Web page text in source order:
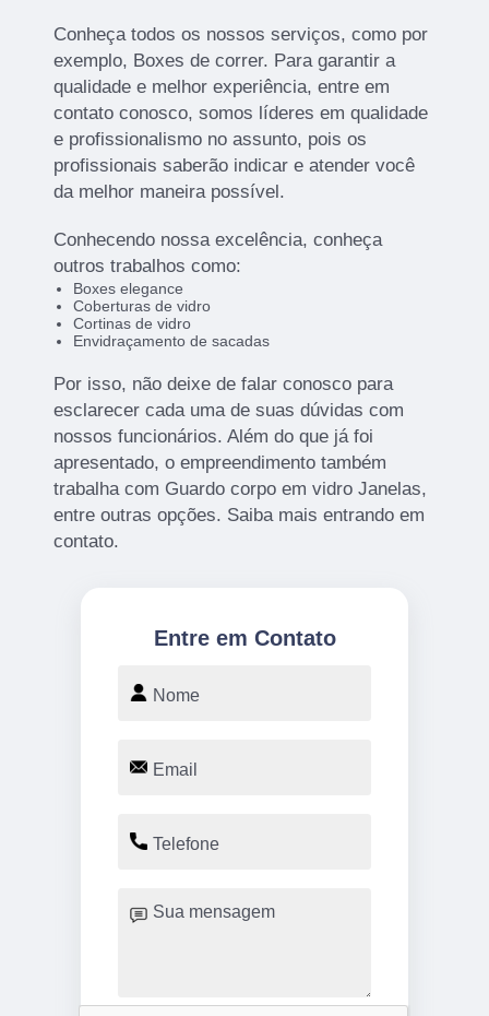
Conheça todos os nossos serviços, como por
exemplo, Boxes de correr. Para garantir a
qualidade e melhor experiência, entre em
contato conosco, somos líderes em qualidade
e profissionalismo no assunto, pois os
profissionais saberão indicar e atender você
da melhor maneira possível.
Conhecendo nossa excelência, conheça
outros trabalhos como:
Boxes elegance
Coberturas de vidro
Cortinas de vidro
Envidraçamento de sacadas
Por isso, não deixe de falar conosco para
esclarecer cada uma de suas dúvidas com
nossos funcionários. Além do que já foi
apresentado, o empreendimento também
trabalha com Guardo corpo em vidro Janelas,
entre outras opções. Saiba mais entrando em
contato.
Entre em Contato